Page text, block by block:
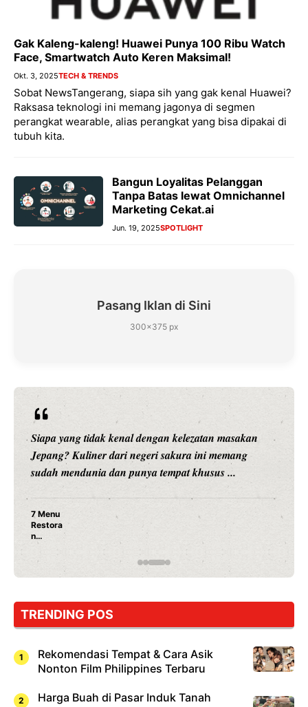
Gak Kaleng-kaleng! Huawei Punya 100 Ribu Watch
Face, Smartwatch Auto Keren Maksimal!
Okt. 3, 2025TECH & TRENDS
Sobat NewsTangerang, siapa sih yang gak kenal Huawei?
Raksasa teknologi ini memang jagonya di segmen
perangkat wearable, alias perangkat yang bisa dipakai di
tubuh kita.
Bangun Loyalitas Pelanggan
Tanpa Batas lewat Omnichannel
Marketing Cekat.ai
Jun. 19, 2025SPOTLIGHT
Pasang Iklan di Sini
300×375 px
Siapa yang tidak kenal dengan kelezatan masakan
Jepang? Kuliner dari negeri sakura ini memang
sudah mendunia dan punya tempat khusus ...
7 Menu
Restora
n
Jepang
yang
Dicoba,
Cuma
Sushi!
TRENDING POS
Rekomendasi Tempat & Cara Asik
Nonton Film Philippines Terbaru
Harga Buah di Pasar Induk Tanah